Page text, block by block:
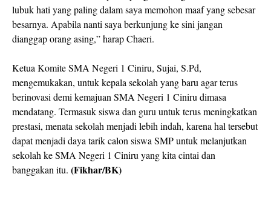
lubuk hati yang paling dalam saya memohon maaf yang sebesar
besarnya. Apabila nanti saya berkunjung ke sini jangan
dianggap orang asing,” harap Chaeri.
Ketua Komite SMA Negeri 1 Ciniru, Sujai, S.Pd,
mengemukakan, untuk kepala sekolah yang baru agar terus
berinovasi demi kemajuan SMA Negeri 1 Ciniru dimasa
mendatang. Termasuk siswa dan guru untuk terus meningkatkan
prestasi, menata sekolah menjadi lebih indah, karena hal tersebut
dapat menjadi daya tarik calon siswa SMP untuk melanjutkan
sekolah ke SMA Negeri 1 Ciniru yang kita cintai dan
banggakan itu. (Fikhar/BK)